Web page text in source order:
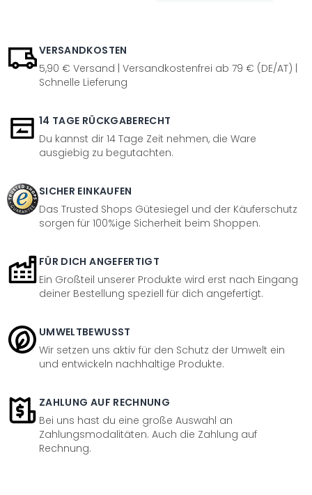
VERSANDKOSTEN
5,90 € Versand | Versandkostenfrei ab 79 € (DE/AT) |
Schnelle Lieferung
14 TAGE RÜCKGABERECHT
Du kannst dir 14 Tage Zeit nehmen, die Ware
ausgiebig zu begutachten.
SICHER EINKAUFEN
Das Trusted Shops Gütesiegel und der Käuferschutz
sorgen für 100%ige Sicherheit beim Shoppen.
FÜR DICH ANGEFERTIGT
Ein Großteil unserer Produkte wird erst nach Eingang
deiner Bestellung speziell für dich angefertigt.
UMWELTBEWUSST
Wir setzen uns aktiv für den Schutz der Umwelt ein
und entwickeln nachhaltige Produkte.
ZAHLUNG AUF RECHNUNG
Bei uns hast du eine große Auswahl an
Zahlungsmodalitäten. Auch die Zahlung auf
Rechnung.